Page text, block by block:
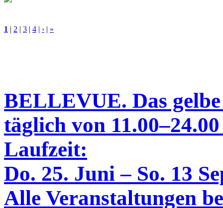
1 | 2 | 3 | 4 | › | »
BELLEVUE. Das
täglich von
Laufzeit:
Do. 25. Juni – So. 13
Alle Veranstaltungen